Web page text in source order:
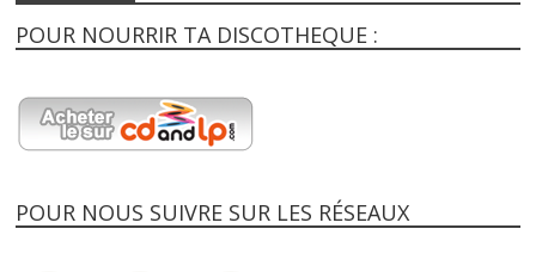
POUR NOURRIR TA DISCOTHEQUE :
POUR NOUS SUIVRE SUR LES RÉSEAUX